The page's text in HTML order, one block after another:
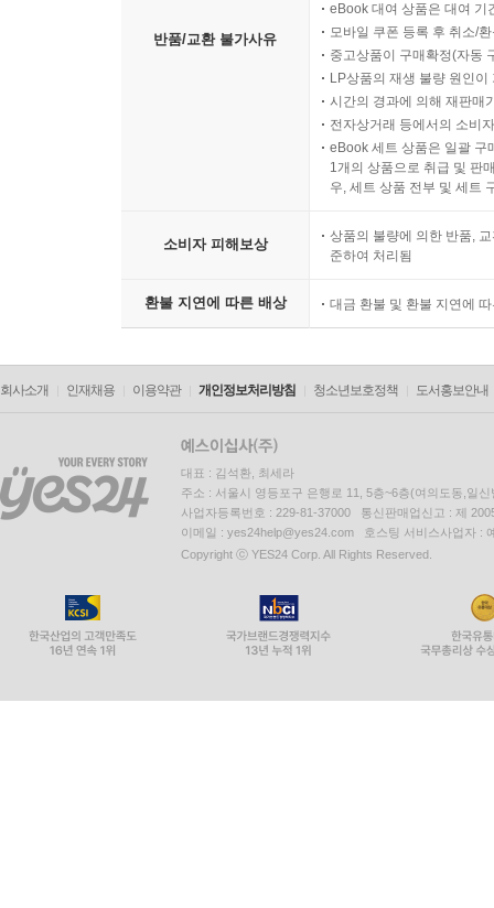
반품/교환 불가사유
eBook 대여 상품은 대여 기
모바일 쿠폰 등록 후 취소/
중고상품이 구매확정(자동
LP상품의 재생 불량 원인
시간의 경과에 의해 재판매
전자상거래 등에서의 소비
eBook 세트 상품은 일괄 구
1개의 상품으로 취급 및 판
우, 세트 상품 전부 및 세트
소비자 피해보상
상품의 불량에 의한 반품,
준하여 처리됨
환불 지연에 따른 배상 대금 환불 및 환불 지연에
회사소개 인재채용 이용약관 개인정보처리방침 청소년보호정책 도서홍보안내
대표 : 김석환, 최세라
주소 : 서울시 영등포구 은행로 11, 5층~6층(여의도동,일신
사업자등록번호 : 229-81-37000 통신판매업신고 : 제
이메일 : yes24help@yes24.com 호스팅 서비스사업자 :
Copyright ⓒ YES24 Corp. All Rights Reserved.